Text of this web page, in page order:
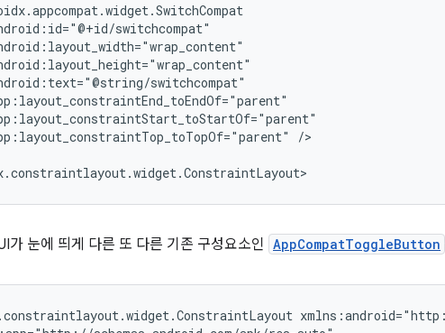
/>
가 눈에 띄게 다른 또 다른 기존 구성요소인 AppCompatToggleButton